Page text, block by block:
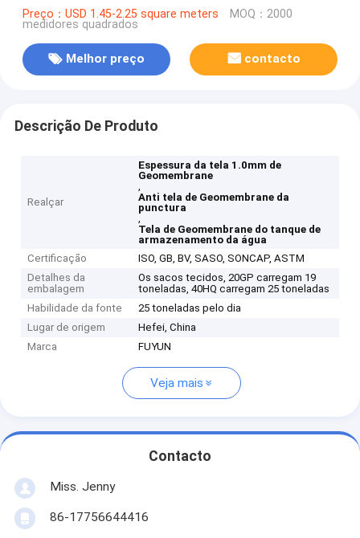
água a anti
Preço：USD 1.45-2.25 square meters MOQ：2000
medidores quadrados
Melhor preço contacto
Descrição De Produto
Realçar
Espessura da tela 1.0mm de
Geomembrane
,
Anti tela de Geomembrane da
punctura
,
Tela de Geomembrane do tanque de
armazenamento da água
Certificação
ISO, GB, BV, SASO, SONCAP, ASTM
Detalhes da
embalagem
Os sacos tecidos, 20GP carregam 19
toneladas, 40HQ carregam 25 toneladas
Habilidade da fonte
25 toneladas pelo dia
Lugar de origem
Hefei, China
Marca
FUYUN
Veja mais
Contacto
Miss. Jenny
86-17756644416